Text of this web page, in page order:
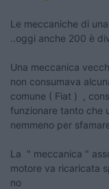
Le meccaniche di
..oggi anche 200 è
Una meccanica
non consumava
comune ( Fiat ) ,
funzionare tanto che
nemmeno per
La " meccanica "
motore va ricaricata
no